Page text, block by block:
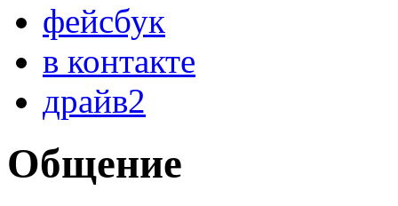
фейсбук
в контакте
драйв2
Общение